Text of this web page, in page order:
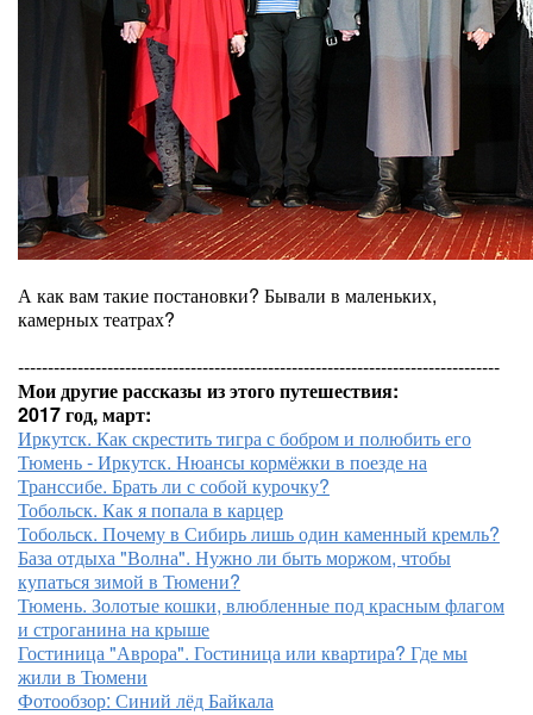
А как вам такие постановки? Бывали в маленьких,
камерных театрах?
---------------------------------------------------------------------------------
Мои другие рассказы из этого путешествия:
2017 год, март:
Иркутск. Как скрестить тигра с бобром и полюбить его
Тюмень - Иркутск. Нюансы кормёжки в поезде на
Транссибе. Брать ли с собой курочку?
Тобольск. Как я попала в карцер
Тобольск. Почему в Сибирь лишь один каменный кремль?
База отдыха "Волна". Нужно ли быть моржом, чтобы
купаться зимой в Тюмени?
Тюмень. Золотые кошки, влюбленные под красным флагом
и строганина на крыше
Гостиница "Аврора". Гостиница или квартира? Где мы
жили в Тюмени
Фотообзор: Синий лёд Байкала